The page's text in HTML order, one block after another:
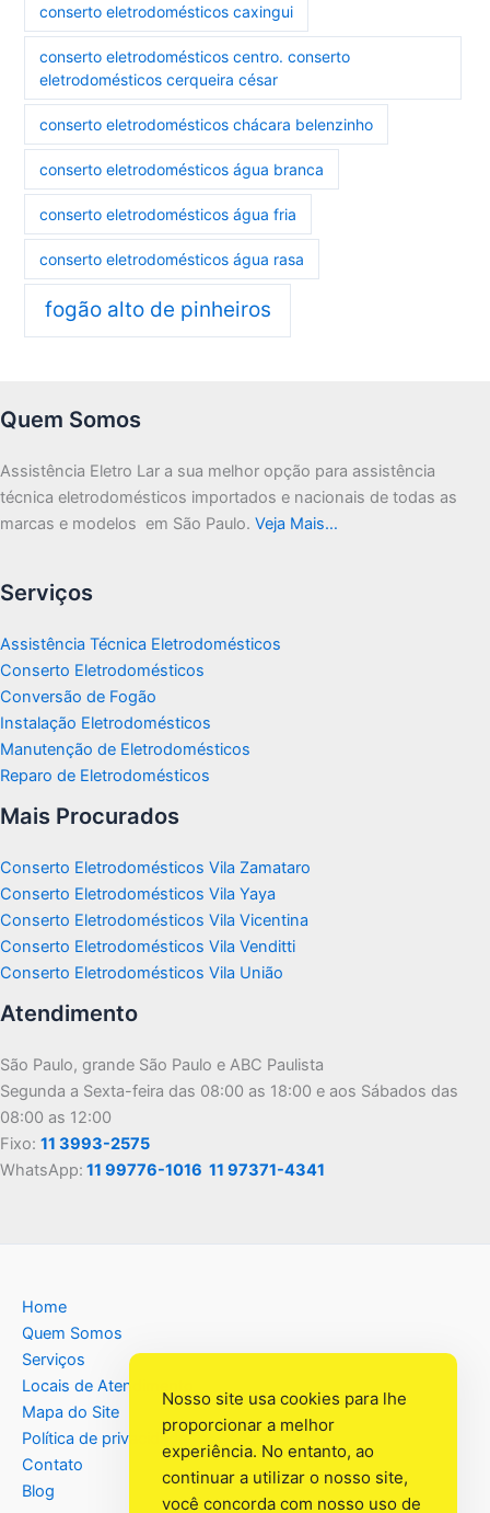
conserto eletrodomésticos caxingui
conserto eletrodomésticos centro. conserto
eletrodomésticos cerqueira césar
conserto eletrodomésticos chácara belenzinho
conserto eletrodomésticos água branca
conserto eletrodomésticos água fria
conserto eletrodomésticos água rasa
fogão alto de pinheiros
Quem Somos
Assistência Eletro Lar a sua melhor opção para assistência
técnica eletrodomésticos importados e nacionais de todas as
marcas e modelos em São Paulo. Veja Mais…
Serviços
Assistência Técnica Eletrodomésticos
Conserto Eletrodomésticos
Conversão de Fogão
Instalação Eletrodomésticos
Manutenção de Eletrodomésticos
Reparo de Eletrodomésticos
Mais Procurados
Conserto Eletrodomésticos Vila Zamataro
Conserto Eletrodomésticos Vila Yaya
Conserto Eletrodomésticos Vila Vicentina
Conserto Eletrodomésticos Vila Venditti
Conserto Eletrodomésticos Vila União
Atendimento
São Paulo, grande São Paulo e ABC Paulista
Segunda a Sexta-feira das 08:00 as 18:00 e aos Sábados das
08:00 as 12:00
Fixo: 11 3993-2575
WhatsApp: 11 99776-1016 11 97371-4341
Home
Quem Somos
Serviços
Locais de Atendimento
Mapa do Site
Política de privacidade
Contato
Blog
Nosso site usa cookies para lhe
proporcionar a melhor
experiência. No entanto, ao
continuar a utilizar o nosso site,
você concorda com nosso uso de